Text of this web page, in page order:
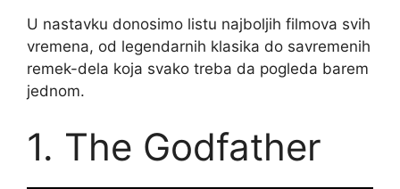
U nastavku donosimo listu najboljih filmova svih
vremena, od legendarnih klasika do savremenih
remek-dela koja svako treba da pogleda barem
jednom.
1. The Godfather